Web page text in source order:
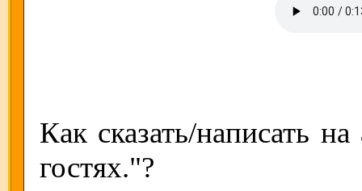
Как сказать/написать
гостях."?